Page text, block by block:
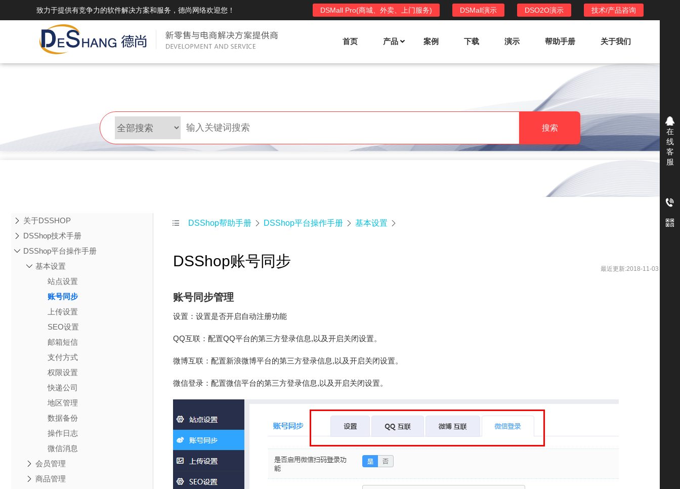
致力于提供有竞争力的软件解决方案和服务，德尚网络欢迎您！ 技术/产品咨询
DSO2O演示
DSMall演示
DSMall Pro(商城、外卖、上门服务)
首页 产品
DSMall Pro功能列表
DSMall Pro支持商城购物，外卖，上门
服务，短视频等功能。
DSMall功能列表
系统支持平台自营、分销、拼团、限时
折扣、优惠套装、微信、小程序等
DSShop功能列表 DSO2O功能列表
提供新零售线上化经营管理工具，基于
LBS定位，只为让更多客户、多次到店
消费
案例 下载 演示 帮助手册 关于我们
搜索
关于DSSHOP
DSShop技术手册
DSShop平台操作手册
基本设置
站点设置
账号同步
上传设置
SEO设置
邮箱短信
支付方式
权限设置
快递公司
地区管理
数据备份
操作日志
微信消息
会员管理
商品管理
 DSShop帮助手册  DSShop平台操作手册  基本设置 
DSShop账号同步 最近更新:2018-11-03
账号同步管理
设置：设置是否开启自动注册功能
QQ互联：配置QQ平台的第三方登录信息,以及开启关闭设置。
微博互联：配置新浪微博平台的第三方登录信息,以及开启关闭设置。
微信登录：配置微信平台的第三方登录信息,以及开启关闭设置。
在
线
客
服